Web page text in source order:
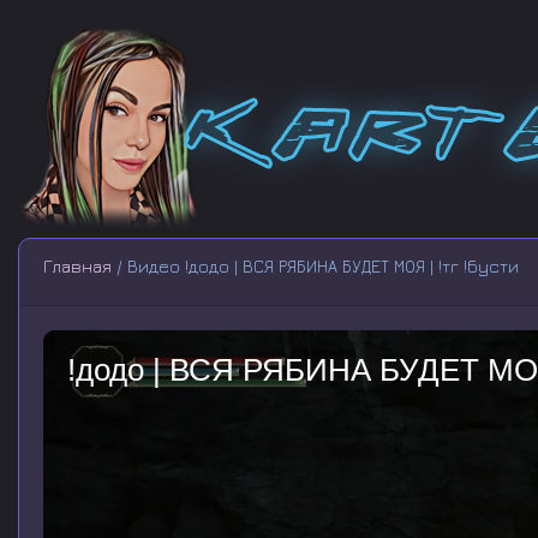
Главная / Видео !додо | ВСЯ РЯБИНА БУДЕТ МОЯ | !тг !бусти
!додо | ВСЯ РЯБИНА БУДЕТ МОЯ